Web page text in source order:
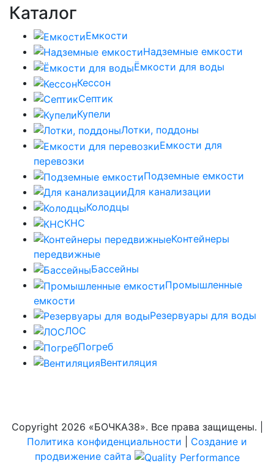
Каталог
Емкости
Надземные емкости
Ёмкости для воды
Кессон
Септик
Купели
Лотки, поддоны
Емкости для
перевозки
Подземные емкости
Для канализации
Колодцы
КНС
Контейнеры
передвижные
Бассейны
Промышленные
емкости
Резервуары для воды
ЛОС
Погреб
Вентиляция
Copyright 2026 «БОЧКА38». Все права защищены. |
Политика конфиденциальности
Создание и
продвижение сайта